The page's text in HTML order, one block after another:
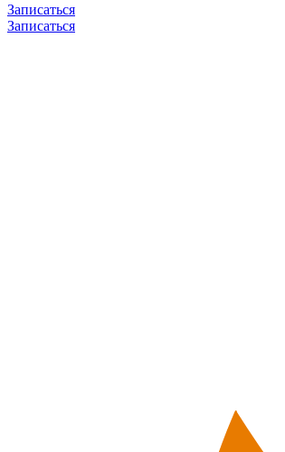
Записаться
Записаться